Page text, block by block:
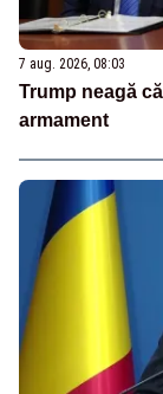
7 aug. 2026, 08:03
Trump neagă
armament